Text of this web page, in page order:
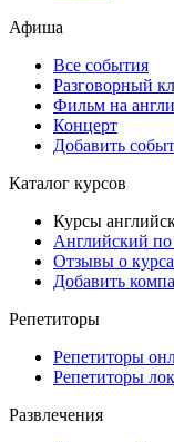
Афиша
Все события
Разговорный
Фильм на
Концерт
Добавить
Каталог курсов
Курсы
Английский по
Отзывы о
Добавить
Репетиторы
Репетиторы
Репетиторы
Развлечения